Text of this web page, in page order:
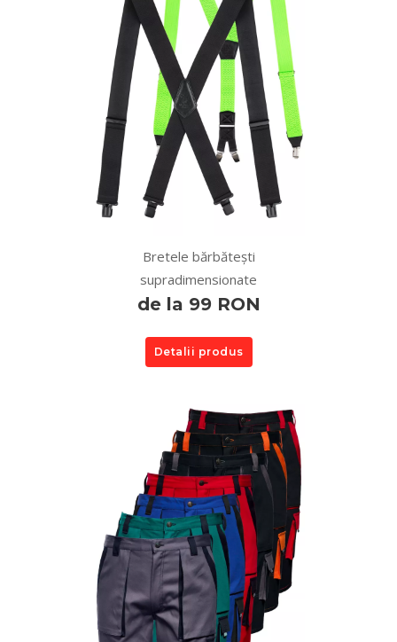
Bretele bărbătești
supradimensionate
de la 99 RON
Detalii produs